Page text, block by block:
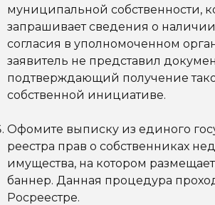
муниципальной собственности,
запрашивает сведения о наличии
согласия в уполномоченном
заявитель не представил
подтверждающий получение
собственной инициативе.
Офомите выписку из единого
реестра прав о собственниках
имущества, на котором
баннер. Данная процедура
Росреестре.